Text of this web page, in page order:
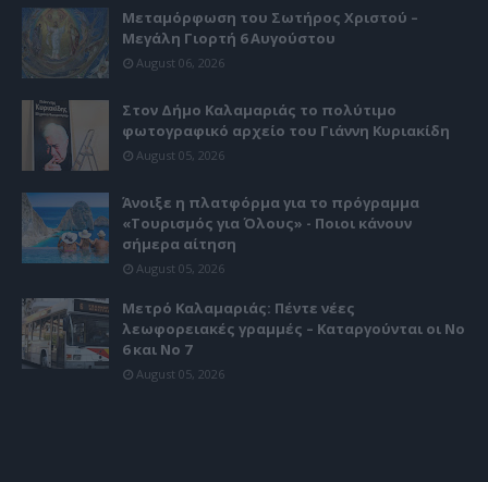
Μεταμόρφωση του Σωτήρος Χριστού –
Μεγάλη Γιορτή 6 Αυγούστου
August 06, 2026
Στον Δήμο Καλαμαριάς το πολύτιμο
φωτογραφικό αρχείο του Γιάννη Κυριακίδη
August 05, 2026
Άνοιξε η πλατφόρμα για το πρόγραμμα
«Τουρισμός για Όλους» - Ποιοι κάνουν
σήμερα αίτηση
August 05, 2026
Μετρό Καλαμαριάς: Πέντε νέες
λεωφορειακές γραμμές – Καταργούνται οι Νο
6 και Νο 7
August 05, 2026